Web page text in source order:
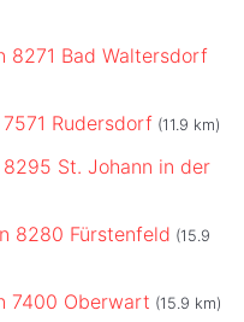
8271 Bad Waltersdorf
Rudersdorf (11.9 km)
St. Johann in der
8280 Fürstenfeld (15.9
7400 Oberwart (15.9 km)